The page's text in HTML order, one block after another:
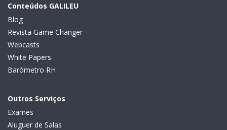
Conteúdos GALILEU
Blog
Revista Game Changer
Webcasts
White Papers
Barómetro RH
Outros Serviços
Exames
Aluguer de Salas